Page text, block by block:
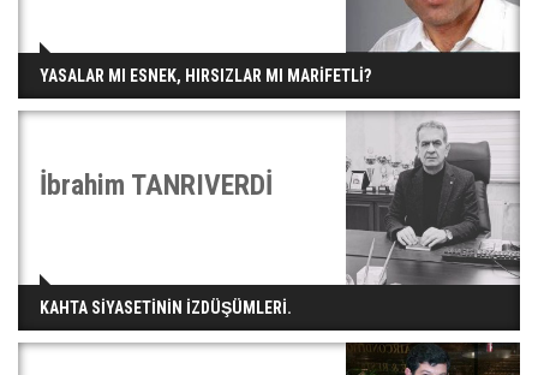
YASALAR MI ESNEK, HIRSIZLAR MI MARİFETLİ?
İbrahim TANRIVERDİ
KAHTA SİYASETİNİN İZDÜŞÜMLERİ.